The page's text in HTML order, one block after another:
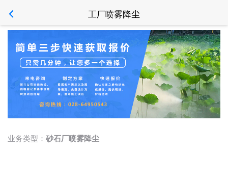
工厂喷雾降尘
业务类型： 砂石厂喷雾降尘